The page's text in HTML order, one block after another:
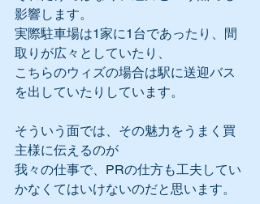
影響します。
実際駐車場は1家に1台であったり、間
取りが広々としていたり、
こちらのウィズの場合は駅に送迎バス
を出していたりしています。
そういう面では、その魅力をうまく買
主様に伝えるのが
我々の仕事で、PRの仕方も工夫してい
かなくてはいけないのだと思います。